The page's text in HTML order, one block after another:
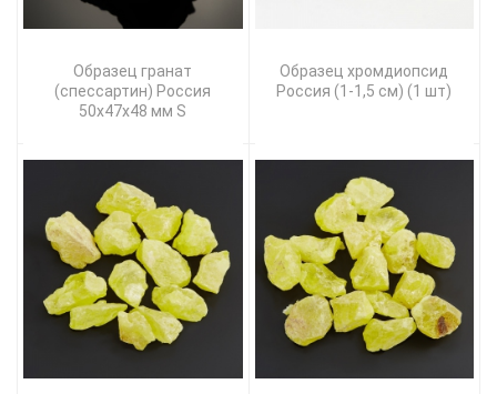
Образец гранат
(спессартин) Россия
50х47х48 мм S
Образец хромдиопсид
Россия (1-1,5 см) (1 шт)